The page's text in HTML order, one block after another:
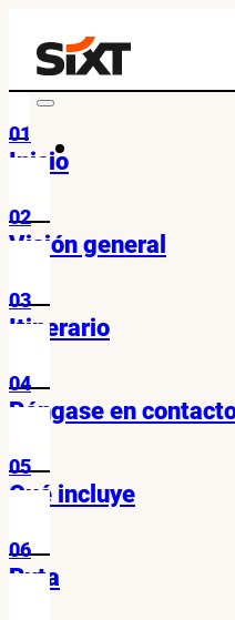
01
Inicio
02
Visión general
03
Itinerario
04
Póngase en
05
Qué incluye
06
Ruta